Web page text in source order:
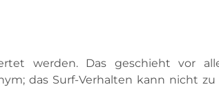
werden. Das geschieht vor
das Surf-Verhalten kann nicht